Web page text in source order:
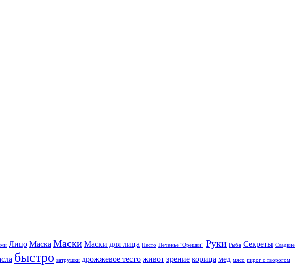
Лицо Маска Маски Маски для лица Песто Печенье "Орешки" Руки Рыба Секреты Сладкие
быстро ватрушки дрожжевое тесто живот зрение корица мед мясо пирог с творогом